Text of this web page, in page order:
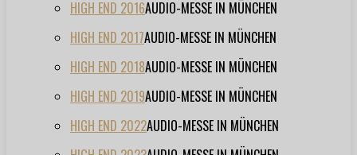
HIGH END 2016AUDIO-MESSE IN MÜNCHEN
HIGH END 2017AUDIO-MESSE IN MÜNCHEN
HIGH END 2018AUDIO-MESSE IN MÜNCHEN
HIGH END 2019AUDIO-MESSE IN MÜNCHEN
HIGH END 2022AUDIO-MESSE IN MÜNCHEN